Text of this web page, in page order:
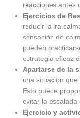
reacciones antes
Ejercicios de
reducir la ira
sensación de
pueden
estrategia eficaz
Apartarse de la
una situación que
Esto puede
evitar la escalada
Ejercicio y